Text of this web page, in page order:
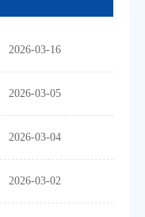
2026-03-16
2026-03-05
2026-03-04
2026-03-02